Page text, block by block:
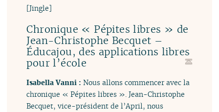
[Jingle]
Chronique « Pépites libres » de
Jean-Christophe Becquet –
Éducajou, des applications libres
pour l’école
Isabella Vanni :Nous allons commencer avec la
chronique « Pépites libres ». Jean-Christophe
Becquet, vice-président de l’April, nous